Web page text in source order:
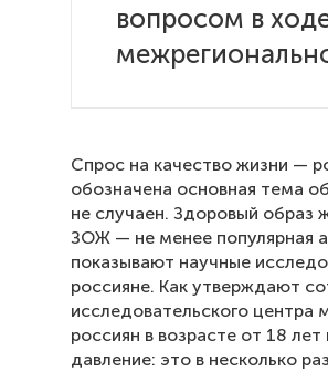
вопросом в
Спрос на качество жизни —
обозначена основная тема
не случаен. Здоровый образ
ЗОЖ — не менее популярная
показывают научные
россияне. Как утверждают
исследовательского центра
россиян в возрасте от 18
давление: это в несколько